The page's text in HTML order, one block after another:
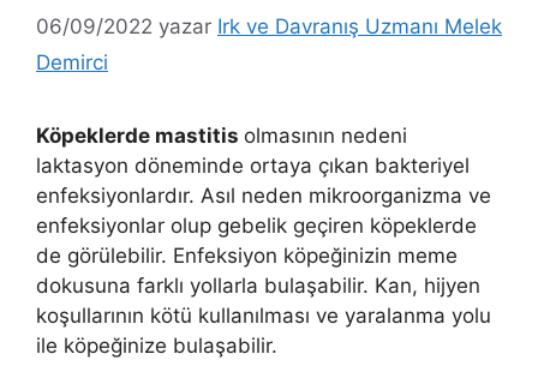
06/09/2022 yazar Irk ve Davranış Uzmanı Melek
Demirci
Köpeklerde mastitis olmasının nedeni
laktasyon döneminde ortaya çıkan bakteriyel
enfeksiyonlardır. Asıl neden mikroorganizma ve
enfeksiyonlar olup gebelik geçiren köpeklerde
de görülebilir. Enfeksiyon köpeğinizin meme
dokusuna farklı yollarla bulaşabilir. Kan, hijyen
koşullarının kötü kullanılması ve yaralanma yolu
ile köpeğinize bulaşabilir.